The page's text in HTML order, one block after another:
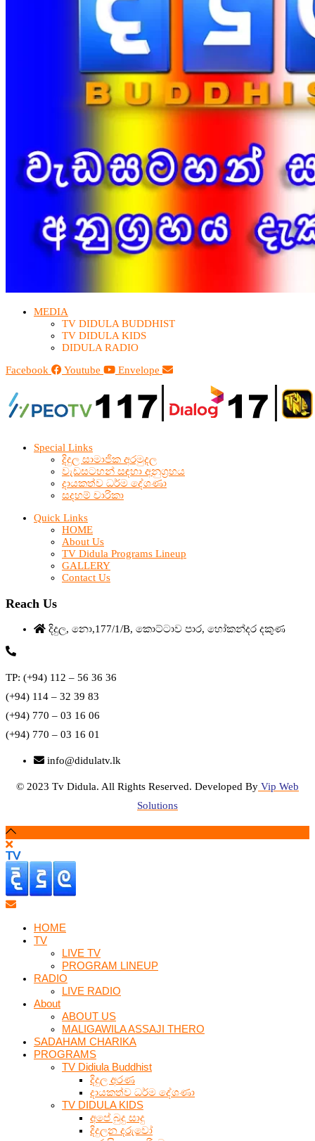
MEDIA
TV DIDULA BUDDHIST​
TV DIDULA KIDS
DIDULA RADIO
Facebook
Youtube Envelope
Special Links
දිදුල සාමාජික අරමුදල
වැඩසටහන් සඳහා අනුග්‍රහය
දායකත්ව ධර්ම දේශණා
සදහම් චාරිකා
Quick Links
HOME
About Us
TV Didula Programs Lineup
GALLERY
Contact Us
Reach Us
දිදුල, නො,177/1/B, කොට්ටාව පාර, හෝකන්දර දකුණ
TP: (+94) 112 – 56 36 36
(+94) 114 – 32 39 83
(+94) 770 – 03 16 06
(+94) 770 – 03 16 01
info@didulatv.lk
© 2023 Tv Didula. All Rights Reserved. Developed By Vip Web
Solutions
HOME
TV
LIVE TV
PROGRAM LINEUP
RADIO
LIVE RADIO
About
ABOUT US
MALIGAWILA ASSAJI THERO
SADAHAM CHARIKA
PROGRAMS
TV Didiula Buddhist
දිදුල අරණ
දායකත්ව ධර්ම දේශණා
TV DIDULA KIDS
අපේ බුදු සාදු
දිදුලන දරුවෝ